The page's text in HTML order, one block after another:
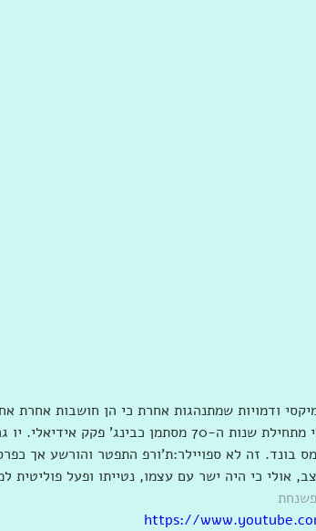
ודמויות שמתנהגות אחרת כי הן חושבות אחרת
האחרת, הסקנדל הכל כך אנגלי מתחילת שנות ה-70 מסתמן כבינג'
בונד. זה לא ספויילר:ת'ורפ התפטר והורשע אך
אולי כי היה ישר עם עצמו, נטייתו ופעל פוליטית
https://